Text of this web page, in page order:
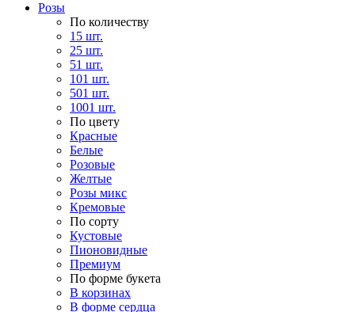
Розы
По количеству
15 шт.
25 шт.
51 шт.
101 шт.
501 шт.
1001 шт.
По цвету
Красные
Белые
Розовые
Желтые
Розы микс
Кремовые
По сорту
Кустовые
Пионовидные
Премиум
По форме букета
В корзинах
В форме сердца